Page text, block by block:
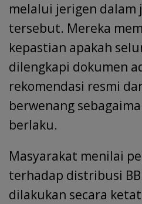
melalui jerigen dalam
tersebut. Mereka
kepastian apakah
dilengkapi dokumen
rekomendasi resmi
berwenang
berlaku.
Masyarakat menilai
terhadap distribusi
dilakukan secara